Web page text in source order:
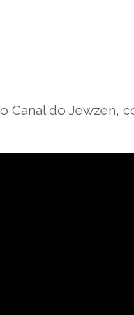
Canal do Jewzen,